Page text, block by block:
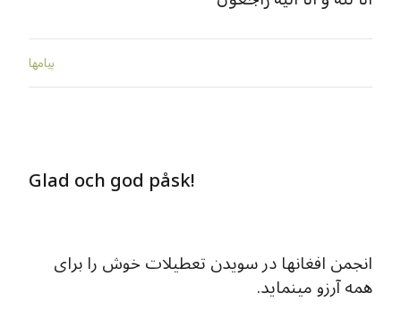
پيامها
Glad och god påsk!
انجمن افغانها در سویدن تعطیلات خوش را برای
همه آرزو مینماید.